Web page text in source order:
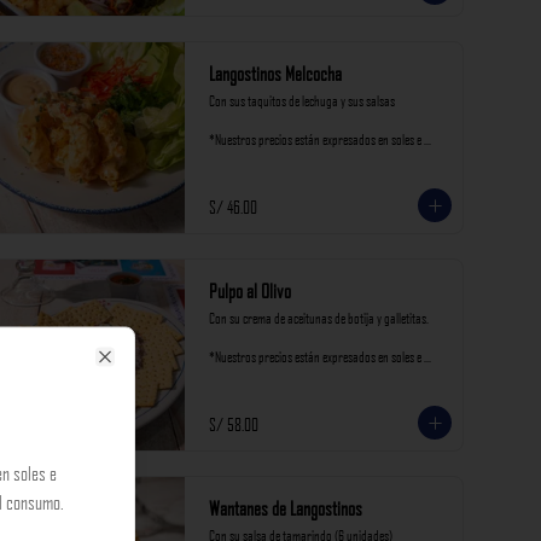
Langostinos Melcocha
Con sus taquitos de lechuga y sus salsas
*Nuestros precios están expresados en soles e
S/ 46.00
Pulpo al Olivo
Con su crema de aceitunas de botija y galletitas.
*Nuestros precios están expresados en soles e
S/ 58.00
Wantanes de Langostinos
Con su salsa de tamarindo (6 unidades)
soles e